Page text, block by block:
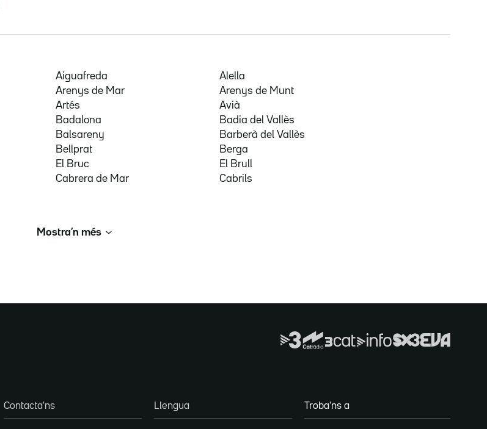
Aiguafreda
Alella
Arenys de Mar
Arenys de Munt
Artés
Avià
Badalona
Badia del Vallès
Balsareny
Barberà del Vallès
Bellprat
Berga
El Bruc
El Brull
Cabrera de Mar Cabrils
Mostra’n més
Contacta'ns Llengua Troba'ns a